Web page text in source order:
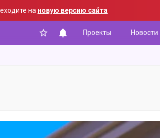
на новую версию сайта
Проекты Новости